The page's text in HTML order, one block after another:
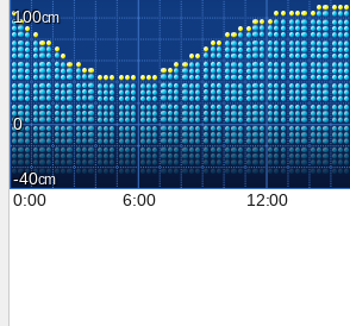
100
0
-40
0:00
6:00 12:00